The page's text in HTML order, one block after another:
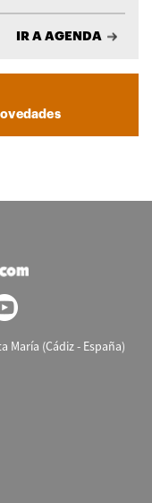
IR A AGENDA
María (Cádiz - España)